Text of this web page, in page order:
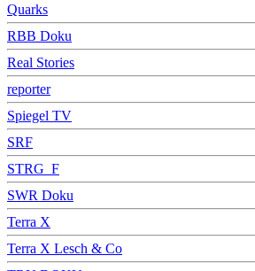
Quarks
RBB Doku
Real Stories
reporter
Spiegel TV
SRF
STRG_F
SWR Doku
Terra X
Terra X Lesch & Co